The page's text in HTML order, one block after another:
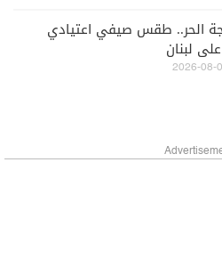
الحر.. طقس صيفي اعتيادي
لبنان